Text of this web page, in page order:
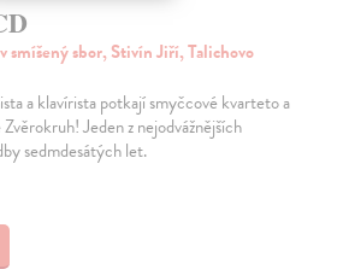
smíšený sbor, Stivín Jiří, Talichovo
a klavírista potkají smyčcové kvarteto a
Jeden z nejodvážnějších
sedmdesátých let.